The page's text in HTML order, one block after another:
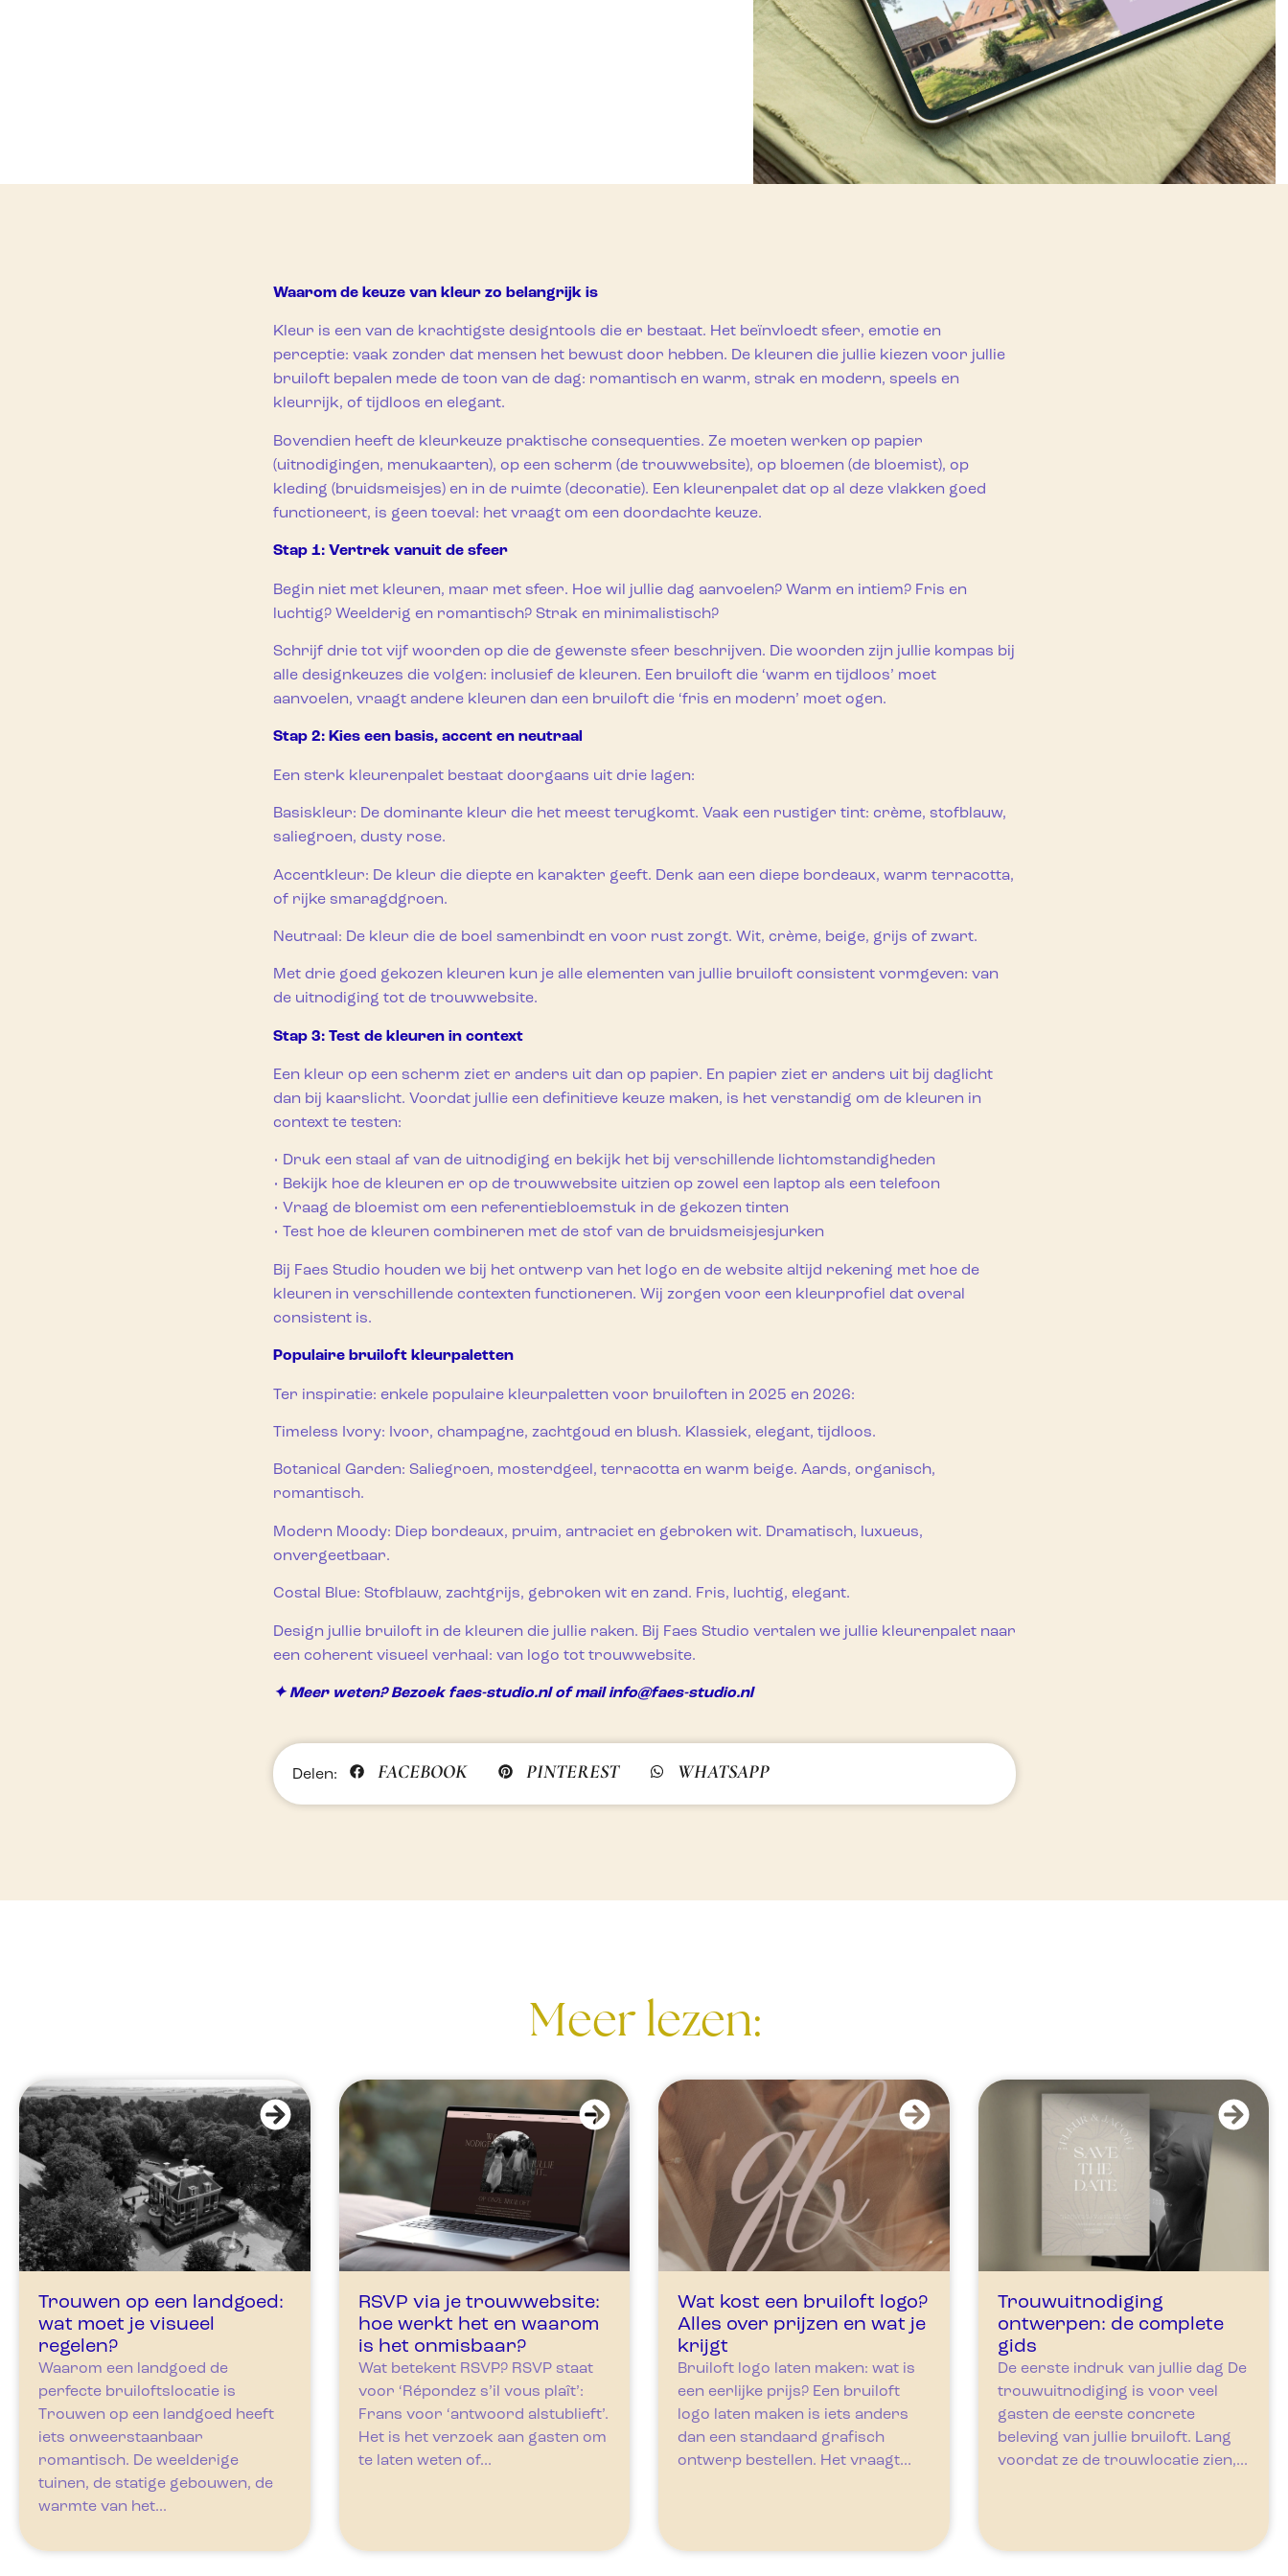
Waarom de keuze van kleur zo belangrijk is
Kleur is een van de krachtigste designtools die er bestaat. Het beïnvloedt sfeer, emotie en
perceptie: vaak zonder dat mensen het bewust door hebben. De kleuren die jullie kiezen voor jullie
bruiloft bepalen mede de toon van de dag: romantisch en warm, strak en modern, speels en
kleurrijk, of tijdloos en elegant.
Bovendien heeft de kleurkeuze praktische consequenties. Ze moeten werken op papier
(uitnodigingen, menukaarten), op een scherm (de trouwwebsite), op bloemen (de bloemist), op
kleding (bruidsmeisjes) en in de ruimte (decoratie). Een kleurenpalet dat op al deze vlakken goed
functioneert, is geen toeval: het vraagt om een doordachte keuze.
Stap 1: Vertrek vanuit de sfeer
Begin niet met kleuren, maar met sfeer. Hoe wil jullie dag aanvoelen? Warm en intiem? Fris en
luchtig? Weelderig en romantisch? Strak en minimalistisch?
Schrijf drie tot vijf woorden op die de gewenste sfeer beschrijven. Die woorden zijn jullie kompas bij
alle designkeuzes die volgen: inclusief de kleuren. Een bruiloft die ‘warm en tijdloos’ moet
aanvoelen, vraagt andere kleuren dan een bruiloft die ‘fris en modern’ moet ogen.
Stap 2: Kies een basis, accent en neutraal
Een sterk kleurenpalet bestaat doorgaans uit drie lagen:
Basiskleur: De dominante kleur die het meest terugkomt. Vaak een rustiger tint: crème, stofblauw,
saliegroen, dusty rose.
Accentkleur: De kleur die diepte en karakter geeft. Denk aan een diepe bordeaux, warm terracotta,
of rijke smaragdgroen.
Neutraal: De kleur die de boel samenbindt en voor rust zorgt. Wit, crème, beige, grijs of zwart.
Met drie goed gekozen kleuren kun je alle elementen van jullie bruiloft consistent vormgeven: van
de uitnodiging tot de trouwwebsite.
Stap 3: Test de kleuren in context
Een kleur op een scherm ziet er anders uit dan op papier. En papier ziet er anders uit bij daglicht
dan bij kaarslicht. Voordat jullie een definitieve keuze maken, is het verstandig om de kleuren in
context te testen:
• Druk een staal af van de uitnodiging en bekijk het bij verschillende lichtomstandigheden
• Bekijk hoe de kleuren er op de trouwwebsite uitzien op zowel een laptop als een telefoon
• Vraag de bloemist om een referentiebloemstuk in de gekozen tinten
• Test hoe de kleuren combineren met de stof van de bruidsmeisjesjurken
Bij Faes Studio houden we bij het ontwerp van het logo en de website altijd rekening met hoe de
kleuren in verschillende contexten functioneren. Wij zorgen voor een kleurprofiel dat overal
consistent is.
Populaire bruiloft kleurpaletten
Ter inspiratie: enkele populaire kleurpaletten voor bruiloften in 2025 en 2026:
Timeless Ivory: Ivoor, champagne, zachtgoud en blush. Klassiek, elegant, tijdloos.
Botanical Garden: Saliegroen, mosterdgeel, terracotta en warm beige. Aards, organisch,
romantisch.
Modern Moody: Diep bordeaux, pruim, antraciet en gebroken wit. Dramatisch, luxueus,
onvergeetbaar.
Costal Blue: Stofblauw, zachtgrijs, gebroken wit en zand. Fris, luchtig, elegant.
Design jullie bruiloft in de kleuren die jullie raken. Bij Faes Studio vertalen we jullie kleurenpalet naar
een coherent visueel verhaal: van logo tot trouwwebsite.
✦ Meer weten? Bezoek faes-studio.nl of mail info@faes-studio.nl
Delen: FACEBOOK PINTEREST WHATSAPP
Meer lezen:
Trouwen op een landgoed:
wat moet je visueel
regelen?
Waarom een landgoed de
perfecte bruiloftslocatie is
Trouwen op een landgoed heeft
iets onweerstaanbaar
romantisch. De weelderige
tuinen, de statige gebouwen, de
warmte van het...
RSVP via je trouwwebsite:
hoe werkt het en waarom
is het onmisbaar?
Wat betekent RSVP? RSVP staat
voor ‘Répondez s’il vous plaît’:
Frans voor ‘antwoord alstublieft’.
Het is het verzoek aan gasten om
te laten weten of...
Wat kost een bruiloft logo?
Alles over prijzen en wat je
krijgt
Bruiloft logo laten maken: wat is
een eerlijke prijs? Een bruiloft
logo laten maken is iets anders
dan een standaard grafisch
ontwerp bestellen. Het vraagt...
Trouwuitnodiging
ontwerpen: de complete
gids
De eerste indruk van jullie dag De
trouwuitnodiging is voor veel
gasten de eerste concrete
beleving van jullie bruiloft. Lang
voordat ze de trouwlocatie zien,...